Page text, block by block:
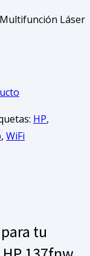
Láser
HP,
, WiFi
tu